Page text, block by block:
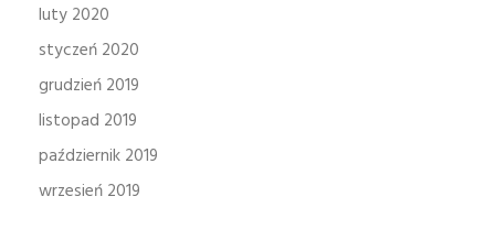
luty 2020
styczeń 2020
grudzień 2019
listopad 2019
październik 2019
wrzesień 2019